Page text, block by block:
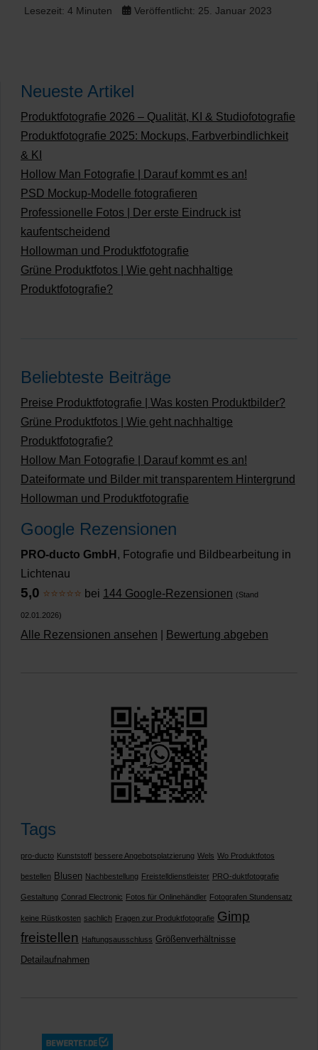
Lesezeit: 4 Minuten Veröffentlicht: 25. Januar 2023
Neueste Artikel
Produktfotografie 2026 – Qualität, KI & Studiofotografie
Produktfotografie 2025: Mockups, Farbverbindlichkeit
& KI
Hollow Man Fotografie | Darauf kommt es an!
PSD Mockup-Modelle fotografieren
Professionelle Fotos | Der erste Eindruck ist
kaufentscheidend
Hollowman und Produktfotografie
Grüne Produktfotos | Wie geht nachhaltige
Produktfotografie?
Beliebteste Beiträge
Preise Produktfotografie | Was kosten Produktbilder?
Grüne Produktfotos | Wie geht nachhaltige
Produktfotografie?
Hollow Man Fotografie | Darauf kommt es an!
Dateiformate und Bilder mit transparentem Hintergrund
Hollowman und Produktfotografie
Google Rezensionen
PRO-ducto GmbH , Fotografie und Bildbearbeitung in
Lichtenau
5,0 ⭐⭐⭐⭐⭐ bei 144 Google-Rezensionen (Stand
02.01.2026)
Alle Rezensionen ansehen Bewertung abgeben
Tags
pro-ducto Kunststoff bessere Angebotsplatzierung Wels Wo Produktfotos
bestellen Blusen Nachbestellung Freistelldienstleister PRO-duktfotografie
Gestaltung Conrad Electronic Fotos für Onlinehändler Fotografen Stundensatz
keine Rüstkosten sachlich Fragen zur Produktfotografie Gimp
freistellen
Haftungsausschluss Größenverhältnisse
Detailaufnahmen